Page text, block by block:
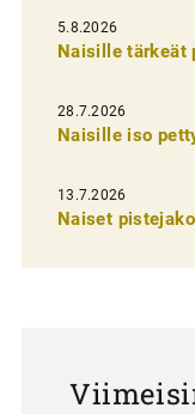
l
i
e
n
e
5.8.2026
Naisille tärkeät
28.7.2026
Naisille iso
13.7.2026
Naiset